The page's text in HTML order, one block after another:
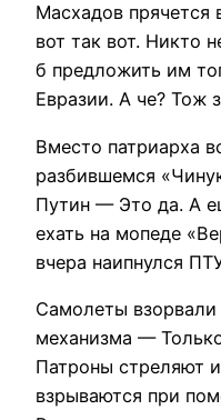
Масхадов
вот так вот. Никто
б предложить им
Евразии. А че? Тож
Вместо патриарха
разбившемся
Путин — Это да. А
ехать на мопеде
вчера наипнулся
Самолеты
механизма —
Патроны стреляют
взрываются при